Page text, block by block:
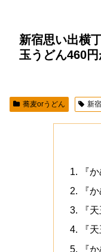
新宿思い出横
玉うどん460
蕎麦orうどん 新
『
『
『
『
『